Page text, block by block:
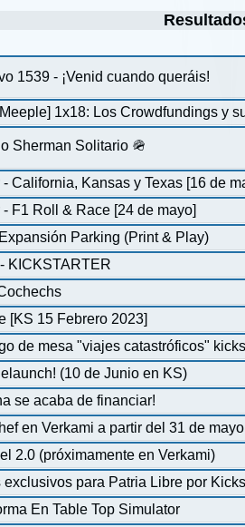
1539 - ¡Venid cuando queráis!
1x18: Los Crowdfundings y
Sherman Solitario 🪖
- California, Kansas y Texas [16 de
- F1 Roll & Race [24 de mayo]
Parking (Print & Play)
KICKSTARTER
[KS 15 Febrero 2023]
de mesa "viajes catastróficos"
(10 de Junio en KS)
se acaba de financiar!
en Verkami a partir del 31 de mayo
2.0 (próximamente en Verkami)
exclusivos para Patria Libre por
En Table Top Simulator